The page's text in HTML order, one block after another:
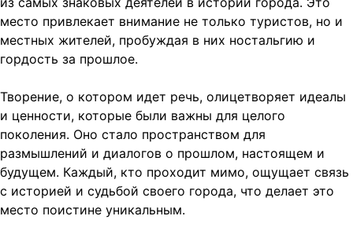
место привлекает внимание не только туристов, но и
местных жителей, пробуждая в них ностальгию и
гордость за прошлое.
Творение, о котором идет речь, олицетворяет идеалы
и ценности, которые были важны для целого
поколения. Оно стало пространством для
размышлений и диалогов о прошлом, настоящем и
будущем. Каждый, кто проходит мимо, ощущает связь
с историей и судьбой своего города, что делает это
место поистине уникальным.